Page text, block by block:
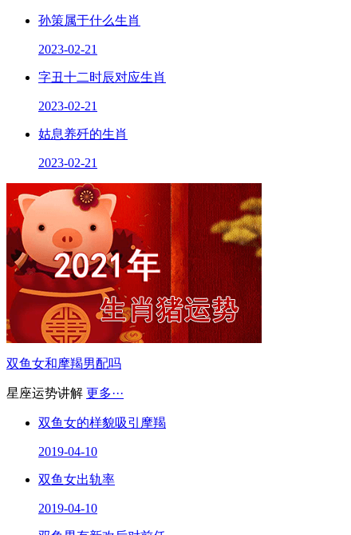
孙策属于什么生肖
2023-02-21
字丑十二时辰对应生肖
2023-02-21
姑息养歼的生肖
2023-02-21
双鱼女和摩羯男配吗
星座运势讲解 更多···
双鱼女的样貌吸引摩羯
2019-04-10
双鱼女出轨率
2019-04-10